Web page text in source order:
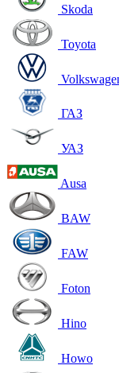
Skoda
Toyota
ГАЗ
УАЗ
Ausa
BAW
FAW
Foton
Hino
Howo